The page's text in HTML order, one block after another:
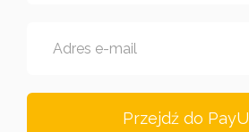
Adres e-mail
Przejdź do PayU